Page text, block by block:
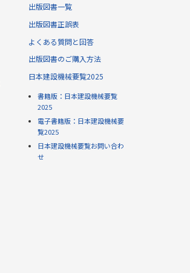
出版図書一覧
出版図書正誤表
よくある質問と回答
出版図書のご購入方法
日本建設機械要覧2025
書籍版：日本建設機械要覧
2025
電子書籍版：日本建設機械要
覧2025
日本建設機械要覧お問い合わ
せ